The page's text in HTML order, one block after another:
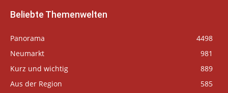
Beliebte Themenwelten
Panorama
4498
Neumarkt
981
Kurz und wichtig
889
Aus der Region
585